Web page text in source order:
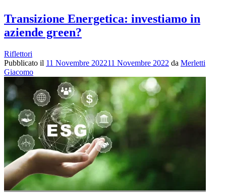
Transizione Energetica: investiamo in
aziende green?
Riflettori
Pubblicato il 11 Novembre 202211 Novembre 2022 da Merletti
Giacomo